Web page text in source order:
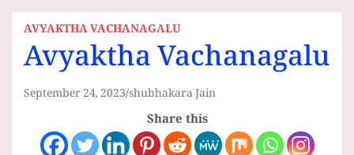
AVYAKTHA VACHANAGALU
Avyaktha Vachanagalu
September 24, 2023 shubhakara Jain
Share this